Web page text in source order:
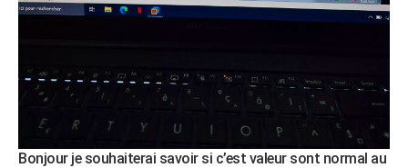
CARTE DE VOEUX
Dictionnaire
Biographies
Citations
Expressions
Proverbes
PROGRAMME TV
COPAINS D'AVANT
S'inscrire
Se connecter
Lycées
Collèges
Primaires
Universités
Entreprises
Service militaire
Avis de recherche
AVIS DE DÉCÈS
Bonjour je souhaiterai savoir si c’est valeur sont normal au